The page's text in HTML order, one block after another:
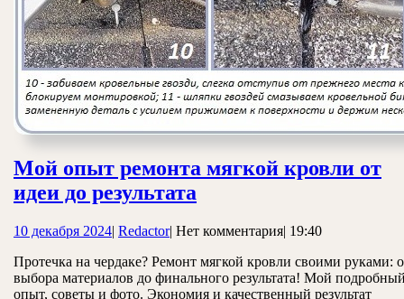
Мой опыт ремонта мягкой кровли от
идеи до результата
ремонта
мягкой
кровли
10 декабря 202410
2024
| RedactorRedactor
| Нет комментария| 19:40
Протечка на чердаке? Ремонт мягкой кровли своими руками:
выбора материалов до финального результата! Мой
опыт, советы и фото. Экономия и качественный результат